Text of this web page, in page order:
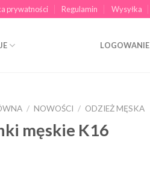
prywatności Regulamin Wysyłka
LOGOWANIE
/ NOWOŚCI / ODZIEŻ MĘSKA
męskie K16